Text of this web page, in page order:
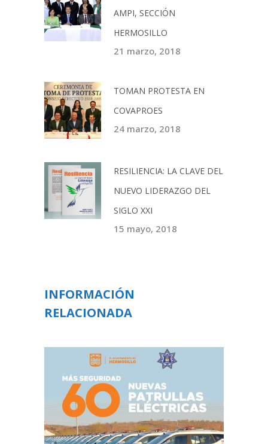
AMPI, SECCIÓN
HERMOSILLO
21 marzo, 2018
TOMAN PROTESTA EN
COVAPROES
24 marzo, 2018
RESILIENCIA: LA CLAVE DEL
NUEVO LIDERAZGO DEL
SIGLO XXI
15 mayo, 2018
INFORMACIÓN
RELACIONADA